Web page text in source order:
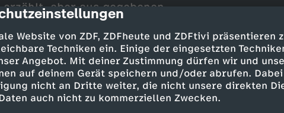
Website von ZDF, ZDFheute und ZDFtivi präsentieren
Techniken ein. Einige der eingesetzten
Angebot. Mit deiner Zustimmung dürfen wir und
auf deinem Gerät speichern und/oder abrufen.
nicht an Dritte weiter, die nicht unsere direkten
auch nicht zu kommerziellen Zwecken.
aber aus gegebenen
das Projekt auf jeden Fall
kleines "Review" dazu geben, weil
nurbloße Unterhaltung war! :)
dem Video! Ganz viel Spaß mit
Schnitt des Videos:
------
I'm Coming Home